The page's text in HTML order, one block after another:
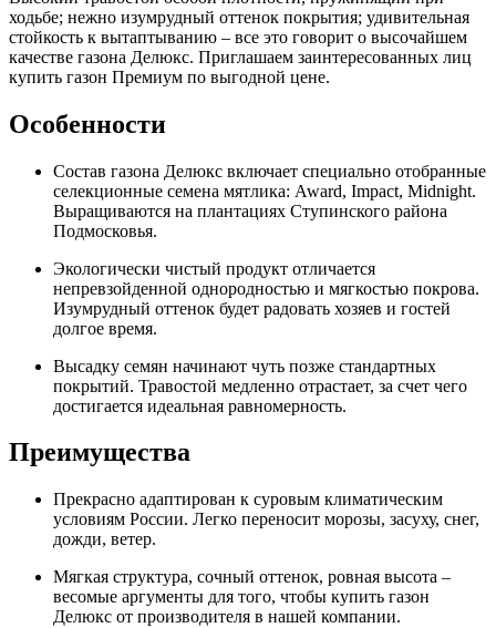
ходьбе; нежно изумрудный оттенок покрытия; удивительная
стойкость к вытаптыванию – все это говорит о высочайшем
качестве газона Делюкс. Приглашаем заинтересованных лиц
купить газон Премиум по выгодной цене.
Особенности
Состав газона Делюкс включает специально отобранные
селекционные семена мятлика: Award, Impact, Midnight.
Выращиваются на плантациях Ступинского района
Подмосковья.
Экологически чистый продукт отличается
непревзойденной однородностью и мягкостью покрова.
Изумрудный оттенок будет радовать хозяев и гостей
долгое время.
Высадку семян начинают чуть позже стандартных
покрытий. Травостой медленно отрастает, за счет чего
достигается идеальная равномерность.
Преимущества
Прекрасно адаптирован к суровым климатическим
условиям России. Легко переносит морозы, засуху, снег,
дожди, ветер.
Мягкая структура, сочный оттенок, ровная высота –
весомые аргументы для того, чтобы купить газон
Делюкс от производителя в нашей компании.